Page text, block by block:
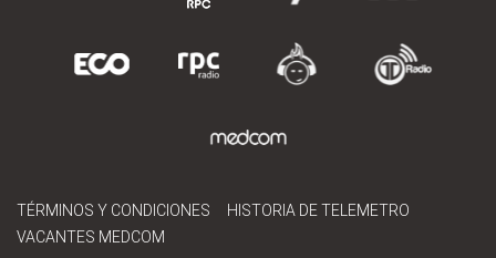
TÉRMINOS Y CONDICIONES
HISTORIA DE TELEMETRO
VACANTES MEDCOM